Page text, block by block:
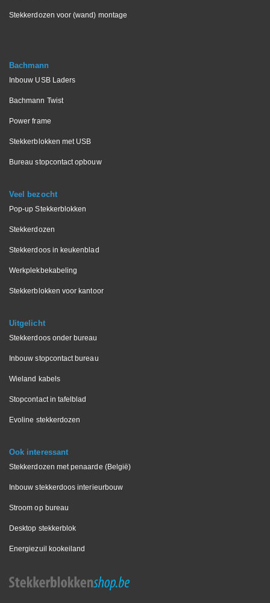
Stekkerdozen voor (wand) montage
Bachmann
Inbouw USB Laders
Bachmann Twist
Power frame
Stekkerblokken met USB
Bureau stopcontact opbouw
Veel bezocht
Pop-up Stekkerblokken
Stekkerdozen
Stekkerdoos in keukenblad
Werkplekbekabeling
Stekkerblokken voor kantoor
Uitgelicht
Stekkerdoos onder bureau
Inbouw stopcontact bureau
Wieland kabels
Stopcontact in tafelblad
Evoline stekkerdozen
Ook interessant
Stekkerdozen met penaarde (België)
Inbouw stekkerdoos interieurbouw
Stroom op bureau
Desktop stekkerblok
Energiezuil kookeiland